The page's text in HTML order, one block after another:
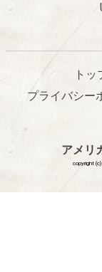
ト
プライバシー
アメリ
copyright